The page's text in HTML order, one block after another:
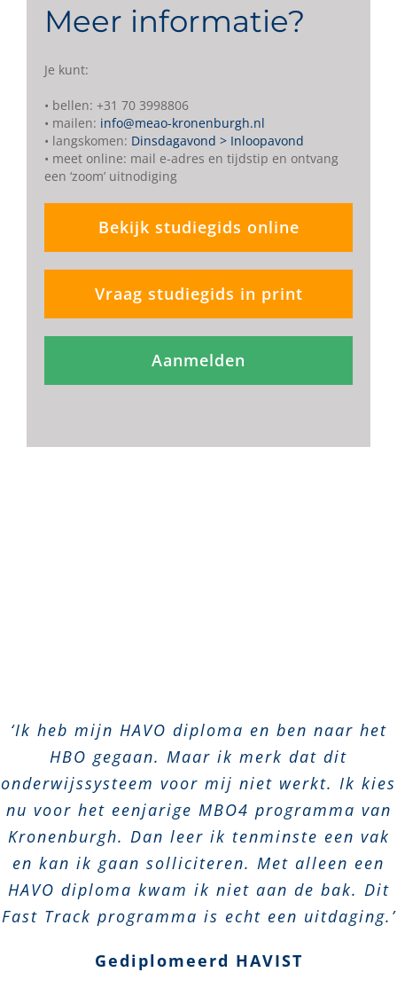
Meer informatie?
Je kunt:
• bellen: +31 70 3998806
• mailen: info@meao-kronenburgh.nl
• langskomen: Dinsdagavond > Inloopavond
• meet online: mail e-adres en tijdstip en ontvang
een ‘zoom’ uitnodiging
Bekijk studiegids online
Vraag studiegids in print
Aanmelden
‘Ik heb mijn HAVO diploma en ben naar het
HBO gegaan. Maar ik merk dat dit
onderwijssysteem voor mij niet werkt. Ik kies
nu voor het eenjarige MBO4 programma van
Kronenburgh. Dan leer ik tenminste een vak
en kan ik gaan solliciteren. Met alleen een
HAVO diploma kwam ik niet aan de bak. Dit
Fast Track programma is echt een uitdaging.’
Gediplomeerd HAVIST